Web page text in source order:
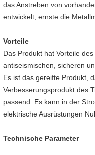
das Anstreben von
entwickelt, ernste die
Vorteile
Das Produkt hat Vorteile
antiseismischen, sicheren
Es ist das gereifte Produkt,
Verbesserungsprodukt des
passend. Es kann in der
elektrische Ausrüstungen
Technische Parameter